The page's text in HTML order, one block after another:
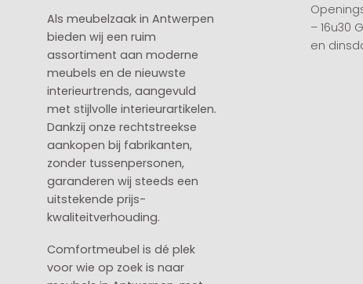
Als meubelzaak in Antwerpen
bieden wij een ruim
assortiment aan moderne
meubels en de nieuwste
interieurtrends, aangevuld
met stijlvolle interieurartikelen.
Dankzij onze rechtstreekse
aankopen bij fabrikanten,
zonder tussenpersonen,
garanderen wij steeds een
uitstekende prijs-
kwaliteitverhouding.
Comfortmeubel is dé plek
voor wie op zoek is naar
– 16u30
en